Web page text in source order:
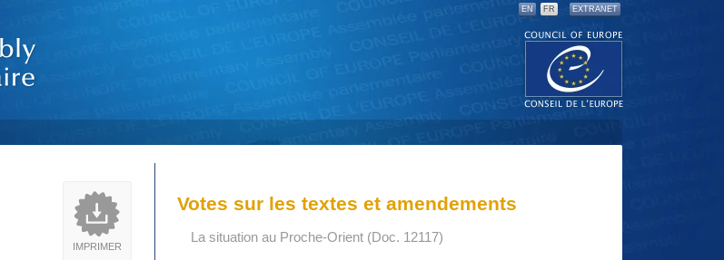
EN FR EXTRANET
IMPRIMER
Votes sur les textes et amendements
La situation au Proche-Orient (Doc. 12117)